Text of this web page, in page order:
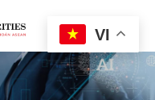
VI